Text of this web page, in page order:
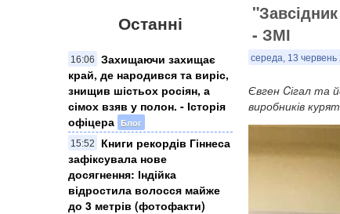
Останні
16:06
Захищаючи захищає
край, де народився та виріс,
знищив шістьох росіян, а
сімох взяв у полон. - Історія
офіцера Блог
15:52
Книги рекордів Гіннеса
зафіксувала нове
досягнення: Індійка
відростила волосся майже
до 3 метрів (фотофакти)
- ЗМІ
середа, 13 червень
Євген Cігал та
виробників